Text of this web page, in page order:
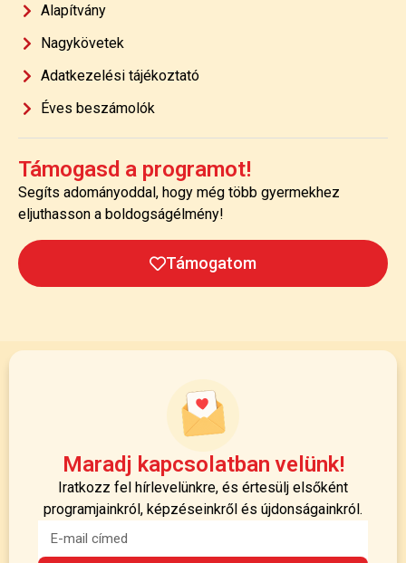
Alapítvány
Nagykövetek
Adatkezelési tájékoztató
Éves beszámolók
Támogasd a programot!
Segíts adományoddal, hogy még több gyermekhez
eljuthasson a boldogságélmény!
Támogatom
Maradj kapcsolatban velünk!
Iratkozz fel hírlevelünkre, és értesülj elsőként
programjainkról, képzéseinkről és újdonságainkról.